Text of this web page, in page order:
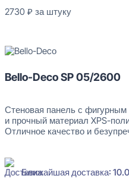
2730 ₽ за штуку
Bello-Deco SP 05/2600
Стеновая панель с
и прочный материал XPS-
Отличное качество и
Ближайшая доставка: